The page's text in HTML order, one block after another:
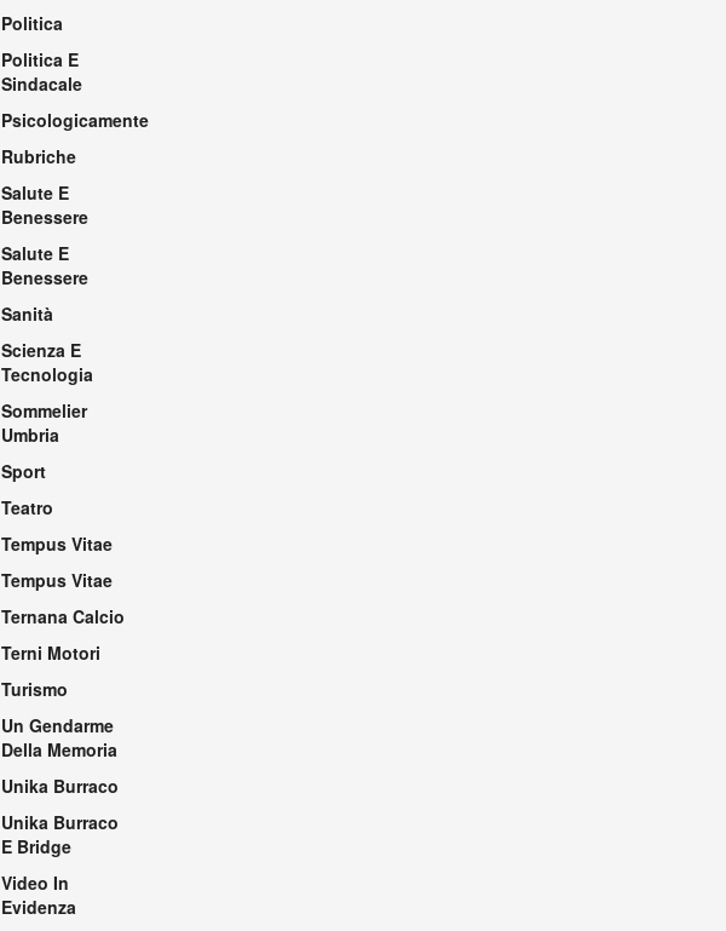
Politica
Politica E
Sindacale
Psicologicamente
Rubriche
Salute E
Benessere
Salute E
Benessere
Sanità
Scienza E
Tecnologia
Sommelier
Umbria
Sport
Teatro
Tempus Vitae
Tempus Vitae
Ternana Calcio
Terni Motori
Turismo
Un Gendarme
Della Memoria
Unika Burraco
Unika Burraco
E Bridge
Video In
Evidenza